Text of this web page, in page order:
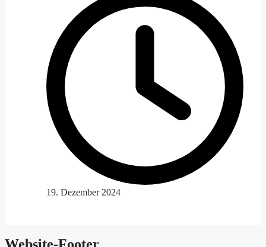
19. Dezember 2024